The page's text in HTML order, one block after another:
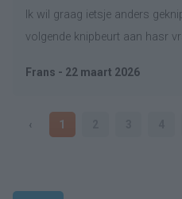
Ik wil graag ietsje anders
volgende knipbeurt aan hasr
Frans - 22 maart 2026
‹ 1